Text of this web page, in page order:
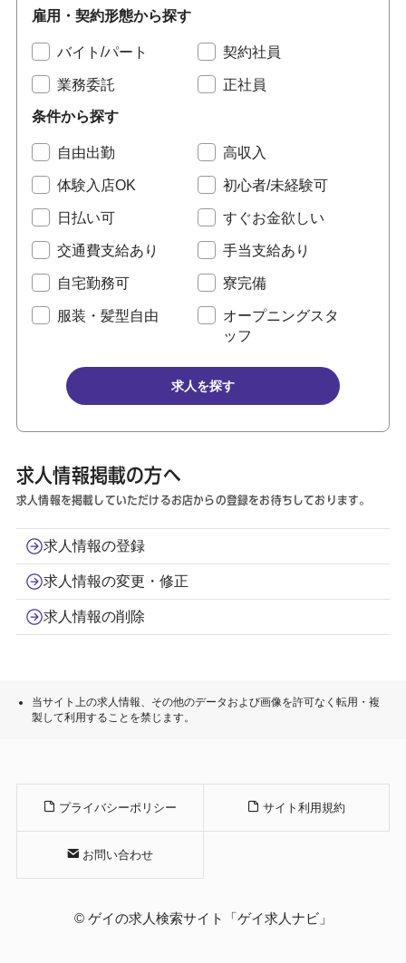
雇用・契約形態から探す
バイト/パート 契約社員
業務委託
正社員
条件から探す
自由出勤 高収入
体験入店OK 初心者/未経験可
日払い可 すぐお金欲しい
交通費支給あり 手当支給あり
自宅勤務可 寮完備
服装・髪型自由
オープニングスタ
ッフ
求人を探す
求人情報掲載の方へ
求人情報を掲載していただけるお店からの登録をお待ちしております。
求人情報の登録
求人情報の変更・修正
求人情報の削除
当サイト上の求人情報、その他のデータおよび画像を許可なく転用・複
製して利用することを禁じます。
プライバシーポリシー サイト利用規約
お問い合わせ
©ゲイの求人検索サイト「ゲイ求人ナビ」